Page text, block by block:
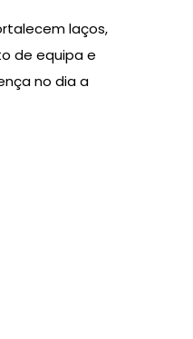
laços,
de equipa e
no dia a